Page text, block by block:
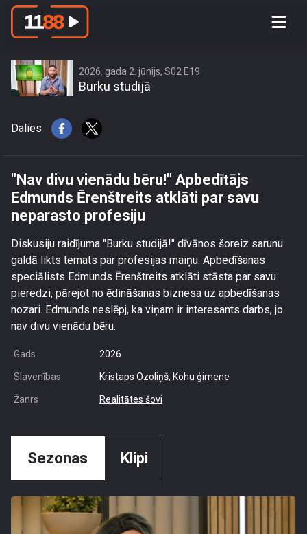
\"Nav divu vienādu bēru!\" Apbedītājs
2026. gada 2. jūnijs, S02 E19
Burku studijā
Dalies
"Nav divu vienādu bēru!" Apbedītājs
Edmunds Ērenštreits atklāti par savu
neparasto profesiju
Diskusiju raidījuma "Burku studijā!" dīvānos šoreiz sarunu
galdā likts temats par profesijas maiņu. Apbedīšanas
speciālists Edmunds Ērenštreits atklāti stāsta par savu
pieredzi, pārejot no ēdināšanas biznesa uz apbedīšanas
nozari. Edmunds neslēpj, ka viņam ir interesants darbs, jo
nav divu vienādu bēru.
Gads 2026
Slavenības Kristaps Ozoliņš, Kohu ģimene
Žanrs Realitātes šovi
Sezonas Klipi